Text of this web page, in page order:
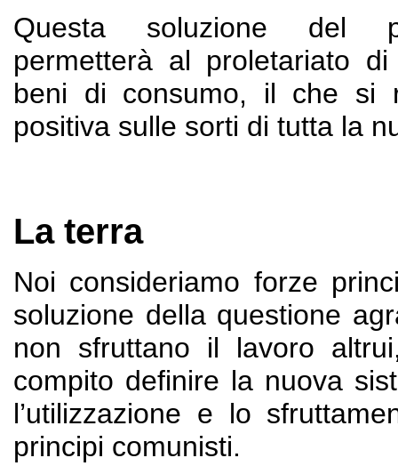
Questa soluzione del
permetterà al proletariato
beni di consumo, il che si
positiva sulle sorti di tutta la
La terra
Noi consideriamo forze
soluzione della questione
non sfruttano il lavoro
compito definire la nuova
l’utilizzazione e lo
principi comunisti.